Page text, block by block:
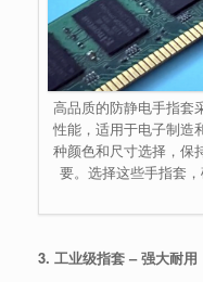
高品质的防静电手指套
性能，适用于电子制造
种颜色和尺寸选择，保
要。选择这些手指套
3. 工业级指套 – 强大耐用